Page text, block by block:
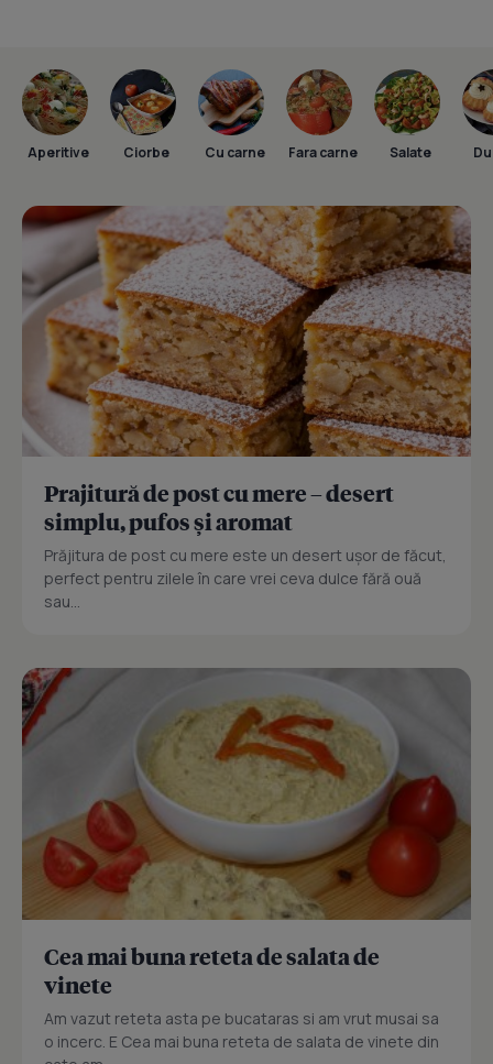
Aperitive Ciorbe Cu carne Fara carne Salate
Prajitură de post cu mere – desert
simplu, pufos și aromat
Prăjitura de post cu mere este un desert ușor de făcut,
perfect pentru zilele în care vrei ceva dulce fără ouă
sau...
Cea mai buna reteta de salata de
vinete
Am vazut reteta asta pe bucataras si am vrut musai sa
o incerc. E Cea mai buna reteta de salata de vinete din